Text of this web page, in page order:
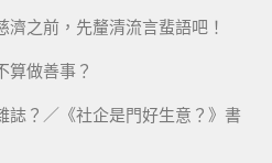
之前，先釐清流言蜚語吧！
算做善事？
誌？／《社企是門好生意？》書